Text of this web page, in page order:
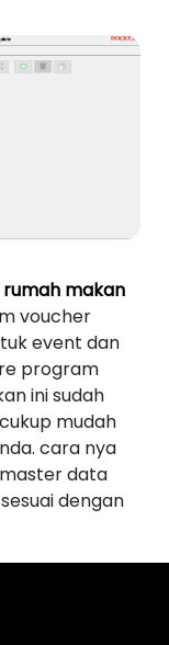
makan
voucher
event dan
program
ini sudah
mudah
cara nya
data
dengan